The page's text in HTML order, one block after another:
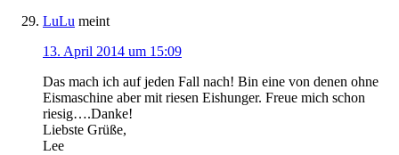
LuLu meint
13. April 2014 um 15:09
Das mach ich auf jeden Fall nach! Bin eine von denen ohne
Eismaschine aber mit riesen Eishunger. Freue mich schon
riesig….Danke!
Liebste Grüße,
Lee